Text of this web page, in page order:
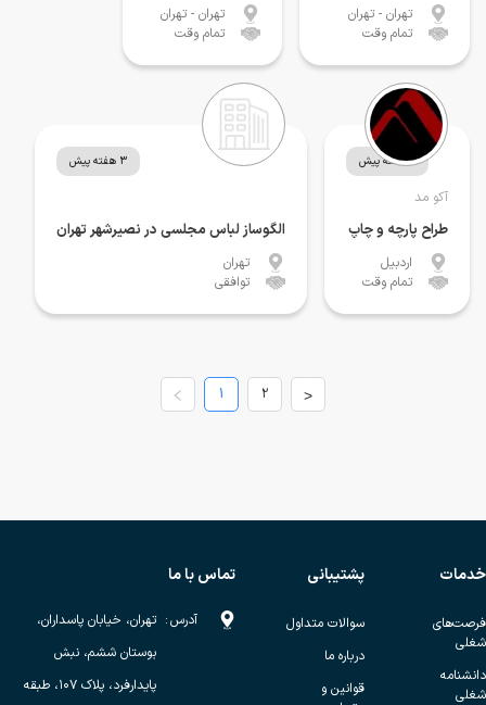
تهران - تهران
تمام وقت
تهران - تهران
تمام وقت
2 هفته پیش
آکو مد
طراح پارچه و چاپ
اردبیل
تمام وقت
3 هفته پیش
الگوساز لباس مجلسی در نصیرشهر تهران
تهران
توافقی
1 2 >
خدمات
فرصت‌های
شغلی
دانشنامه
شغلی
پشتیبانی
سوالات متداول
درباره ما
قوانین و
تماس با ما
آدرس: تهران، خیابان پاسداران،
بوستان ششم، نبش
پایدارفرد، پلاک ۱۰۷، طبقه